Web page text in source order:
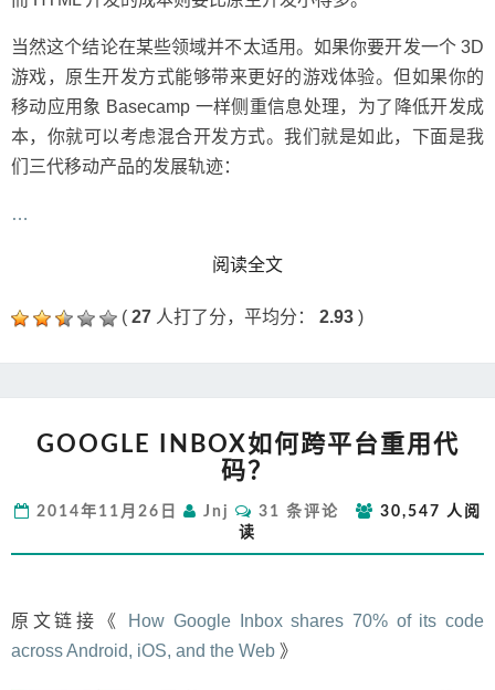
当然这个结论在某些领域并不太适用。如果你要开发一个 3D
游戏，原生开发方式能够带来更好的游戏体验。但如果你的
移动应用象 Basecamp 一样侧重信息处理，为了降低开发成
本，你就可以考虑混合开发方式。我们就是如此，下面是我
们三代移动产品的发展轨迹：
…
阅读全文READ MORE
( 27 人打了分，平均分： 2.93 )
INBOX
如
跨
平
用
码？
GOOGLE INBOX如何跨平台重用代
码？
2014年11月26日 Jnj
评
31 条评论
30,547 人阅
读
原文链接《
How Google Inbox shares 70% of its code
across Android, iOS, and the Web 》